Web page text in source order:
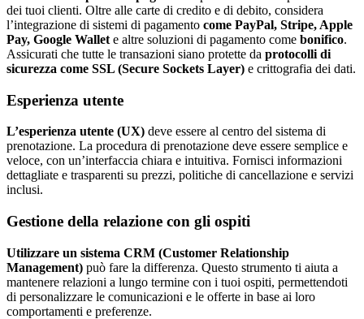
dei tuoi clienti. Oltre alle carte di credito e di debito, considera
l’integrazione di sistemi di pagamento come PayPal, Stripe, Apple
Pay, Google Wallet e altre soluzioni di pagamento come bonifico.
Assicurati che tutte le transazioni siano protette da protocolli di
sicurezza come SSL (Secure Sockets Layer) e crittografia dei dati.
Esperienza utente
L’esperienza utente (UX) deve essere al centro del sistema di
prenotazione. La procedura di prenotazione deve essere semplice e
veloce, con un’interfaccia chiara e intuitiva. Fornisci informazioni
dettagliate e trasparenti su prezzi, politiche di cancellazione e servizi
inclusi.
Gestione della relazione con gli ospiti
Utilizzare un sistema CRM (Customer Relationship
Management) può fare la differenza. Questo strumento ti aiuta a
mantenere relazioni a lungo termine con i tuoi ospiti, permettendoti
di personalizzare le comunicazioni e le offerte in base ai loro
comportamenti e preferenze.